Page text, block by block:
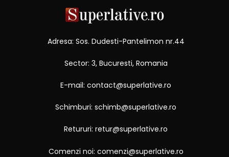
Adresa: Sos. Dudesti-Pantelimon nr.44
Sector: 3, Bucuresti, Romania
E-mail: contact@superlative.ro
Schimburi: schimb@superlative.ro
Retururi: retur@superlative.ro
Comenzi noi: comenzi@superlative.ro